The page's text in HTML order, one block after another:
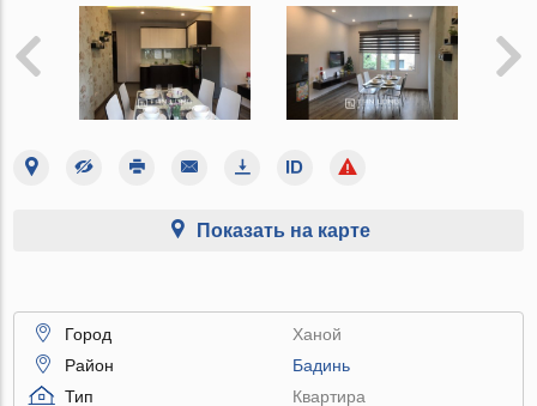
Показать на карте
Город
Ханой
Район
Бадинь
Тип
Квартира